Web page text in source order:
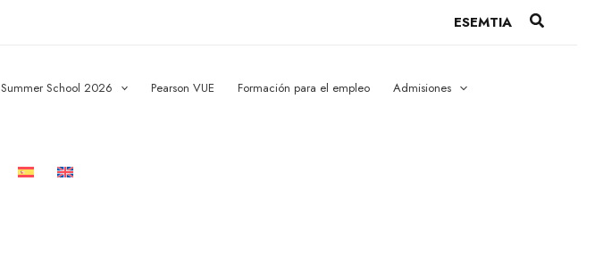
ESEMTIA Buscar
Summer School 2026 Pearson VUE Formación para el empleo Admisiones